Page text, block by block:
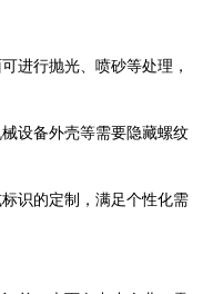
进行抛光、喷砂等处理，
设备外壳等需要隐藏螺纹
识的定制，满足个性化需